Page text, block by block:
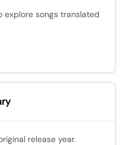
explore songs translated
release year.